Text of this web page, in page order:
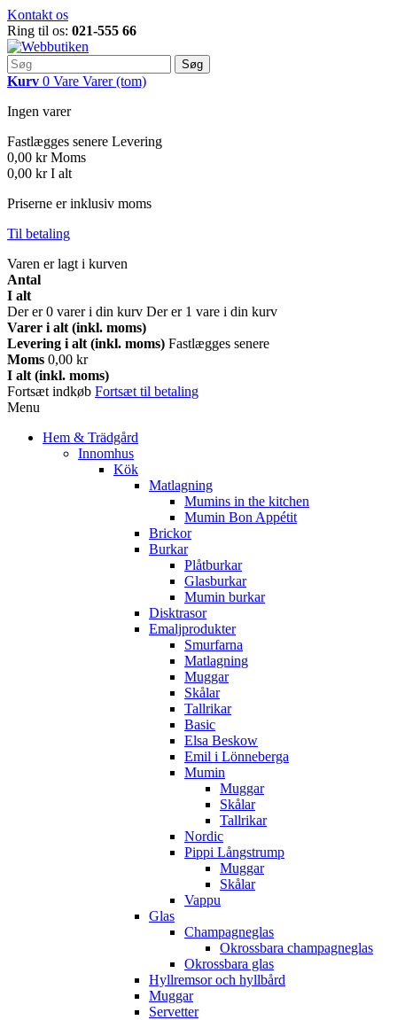
Kontakt os
Ring til os: 021-555 66
Søg
Kurv 0 Vare Varer (tom)
Ingen varer
Fastlægges senere Levering
0,00 kr Moms
0,00 kr I alt
Priserne er inklusiv moms
Til betaling
Varen er lagt i kurven
Antal
I alt
Der er0 varer i din kurv Der er 1 vare i din kurv
Varer i alt (inkl. moms)
Levering i alt (inkl. moms) Fastlægges senere
Moms 0,00 kr
I alt (inkl. moms)
Fortsæt indkøb Fortsæt til betaling
Menu
Hem & Trädgård
Innomhus
Kök
Matlagning
Mumins in the kitchen
Mumin Bon Appétit
Brickor
Burkar
Plåtburkar
Glasburkar
Mumin burkar
Disktrasor
Emaljprodukter
Smurfarna
Matlagning
Muggar
Skålar
Tallrikar
Basic
Elsa Beskow
Emil i Lönneberga
Mumin
Muggar
Skålar
Tallrikar
Nordic
Pippi Långstrump
Muggar
Skålar
Vappu
Glas
Champagneglas
Okrossbara champagneglas
Okrossbara glas
Hyllremsor och hyllbård
Muggar
Servetter